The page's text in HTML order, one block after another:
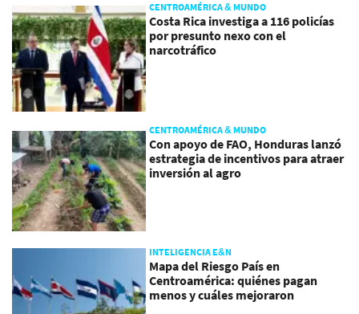
CENTROAMÉRICA & MUNDO
Costa Rica investiga a 116 policías
por presunto nexo con el
narcotráfico
CENTROAMÉRICA & MUNDO
Con apoyo de FAO, Honduras lanzó
estrategia de incentivos para atraer
inversión al agro
INTELIGENCIA E&N
Mapa del Riesgo País en
Centroamérica: quiénes pagan
menos y cuáles mejoraron